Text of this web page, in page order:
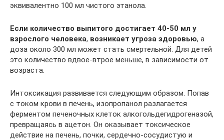
эквивалентно 100 мл чистого этанола.
Если количество выпитого достигает 40-50 мл у
взрослого человека, возникает угроза здоровью, а
доза около 300 мл может стать смертельной. Для детей
это количество вдвое-втрое меньше, в зависимости от
возраста.
Интоксикация развивается следующим образом. Попав
с током крови в печень, изопропанол разлагается
ферментом печеночных клеток алкогольдегидрогеназой,
превращаясь в ацетон. Он оказывает токсическое
действие на печень, почки, сердечно-сосудистую и